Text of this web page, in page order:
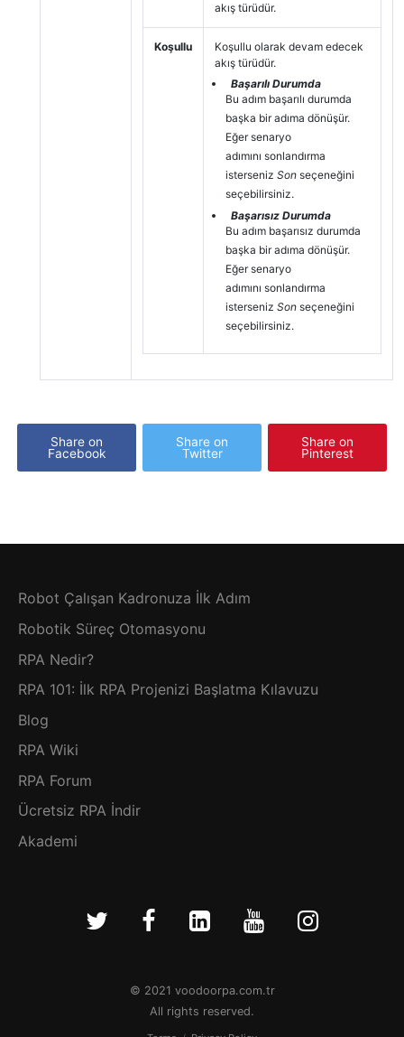
akış türüdür.
Koşullu
Koşullu olarak devam edecek
akış türüdür.
Başarılı Durumda
Bu adım başarılı durumda
başka bir adıma dönüşür.
Eğer senaryo
adımını sonlandırma
isterseniz Son seçeneğini
seçebilirsiniz.
Başarısız Durumda
Bu adım başarısız durumda
başka bir adıma dönüşür.
Eğer senaryo
adımını sonlandırma
isterseniz Son seçeneğini
seçebilirsiniz.
Share on
Facebook
Share on
Twitter
Share on
Pinterest
Robot Çalışan Kadronuza İlk Adım
Robotik Süreç Otomasyonu
RPA Nedir?
RPA 101: İlk RPA Projenizi Başlatma Kılavuzu
Blog
RPA Wiki
RPA Forum
Ücretsiz RPA İndir
Akademi
© 2021 voodoorpa.com.tr
All rights reserved.